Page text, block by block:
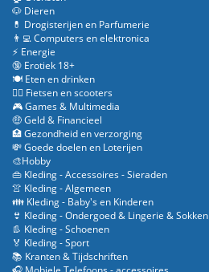
🐶 Dieren
💊 Drogisterijen en Parfumerie
👨‍💻 Computers en elektronica
⚡ Energie
🔞 Erotiek 18+
🍽️ Eten en drinken
🚴‍♂️ Fietsen en scooters
🎮 Games & Multimedia
🤑 Geld & Financieel
🏥 Gezondheid en verzorging
💸 Goede doelen en Loterijen
🎨Hobby
👜 Kleding - Accessoires - Sieraden
👚 Kleding - Algemeen
👪 Kleding - Baby's en Kinderen
👙 Kleding - Ondergoed & Lingerie & Sokken
👢 Kleding - Schoenen
🏅 Kleding - Sport
📚 Kranten & Tijdschriften